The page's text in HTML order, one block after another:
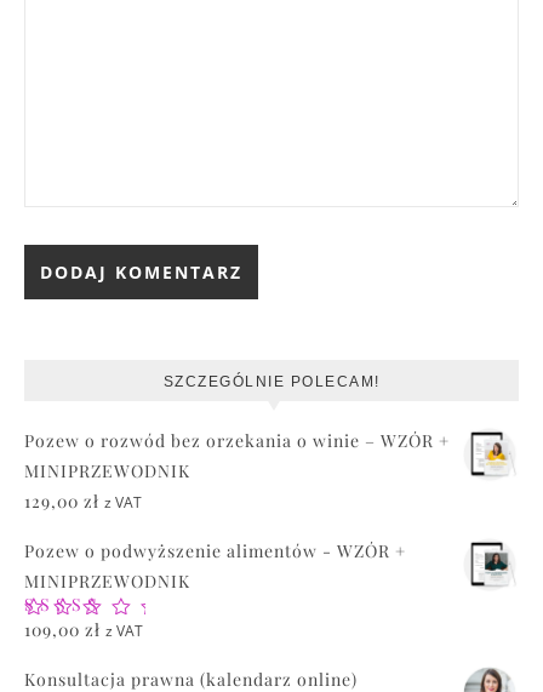
SZCZEGÓLNIE POLECAM!
Pozew o rozwód bez orzekania o winie – WZÓR +
MINIPRZEWODNIK
129,00 zł z VAT
Pozew o podwyższenie alimentów - WZÓR +
MINIPRZEWODNIK
Oceniono
5.00
109,00 zł z VAT
Konsultacja prawna (kalendarz online)